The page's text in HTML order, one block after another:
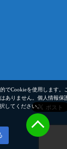
でCookieを使用します。
ありません。 個人情報保
してください。